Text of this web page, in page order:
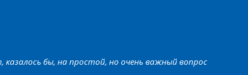
бы, на простой, но очень важный вопрос